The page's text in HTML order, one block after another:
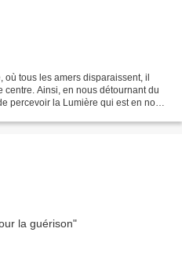
tous les amers disparaissent, il
Ainsi, en nous détournant du
percevoir la Lumière qui est en nous.